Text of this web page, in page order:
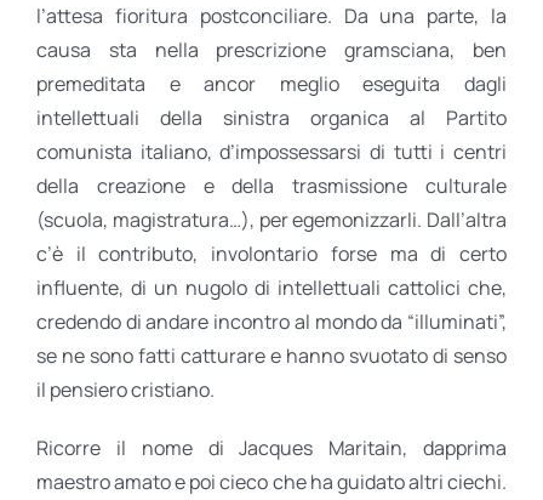
l’attesa fioritura postconciliare. Da una parte, la
causa sta nella prescrizione gramsciana, ben
premeditata e ancor meglio eseguita dagli
intellettuali della sinistra organica al Partito
comunista italiano, d’impossessarsi di tutti i centri
della creazione e della trasmissione culturale
(scuola, magistratura…), per egemonizzarli. Dall’altra
c’è il contributo, involontario forse ma di certo
influente, di un nugolo di intellettuali cattolici che,
credendo di andare incontro al mondo da “illuminati”,
se ne sono fatti catturare e hanno svuotato di senso
il pensiero cristiano.
Ricorre il nome di Jacques Maritain, dapprima
maestro amato e poi cieco che ha guidato altri ciechi.